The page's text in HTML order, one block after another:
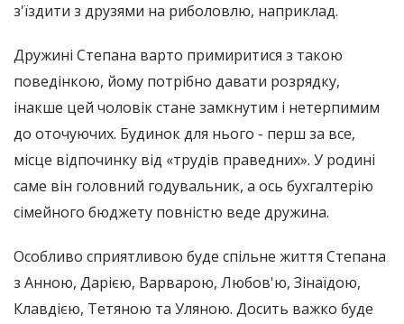
з'їздити з друзями на риболовлю, наприклад.
Дружині Степана варто примиритися з такою
поведінкою, йому потрібно давати розрядку,
інакше цей чоловік стане замкнутим і нетерпимим
до оточуючих. Будинок для нього - перш за все,
місце відпочинку від «трудів праведних». У родині
саме він головний годувальник, а ось бухгалтерію
сімейного бюджету повністю веде дружина.
Особливо сприятливою буде спільне життя Степана
з Анною, Дарією, Варварою, Любов'ю, Зінаїдою,
Клавдією, Тетяною та Уляною. Досить важко буде